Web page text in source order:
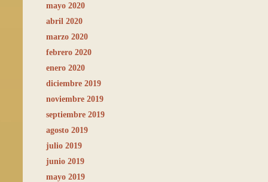
mayo 2020
abril 2020
marzo 2020
febrero 2020
enero 2020
diciembre 2019
noviembre 2019
septiembre 2019
agosto 2019
julio 2019
junio 2019
mayo 2019